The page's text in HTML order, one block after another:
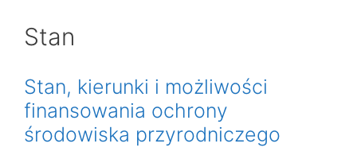
Stan
Stan, kierunki i możliwości
finansowania ochrony
środowiska przyrodniczego